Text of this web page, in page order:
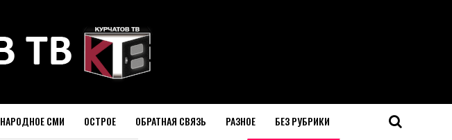
НАРОДНОЕ СМИ ОСТРОЕ ОБРАТНАЯ СВЯЗЬ РАЗНОЕ БЕЗ РУБРИКИ